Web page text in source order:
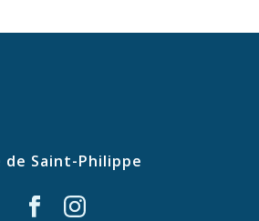
de Saint-Philippe